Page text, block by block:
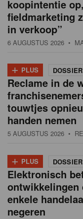
koopintentie op,
fieldmarketing
in verkoop”
6 AUGUSTUS 2026 •
+ PLUS DOSSIER
Reclame in de
touwtjes
handen nemen
5 AUGUSTUS 2026 •
+ PLUS DOSSIER
Elektronisch
ontwikkelingen
enkele
negeren